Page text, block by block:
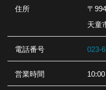
住所
〒
天童
電話番号 023-
営業時間